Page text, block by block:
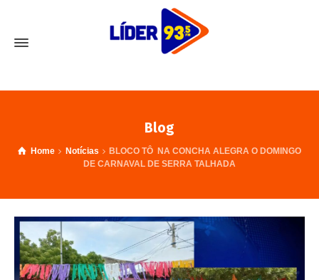
Blog
Home Notícias
BLOCO TÔ NA CONCHA ALEGRA O DOMINGO
DE CARNAVAL DE SERRA TALHADA